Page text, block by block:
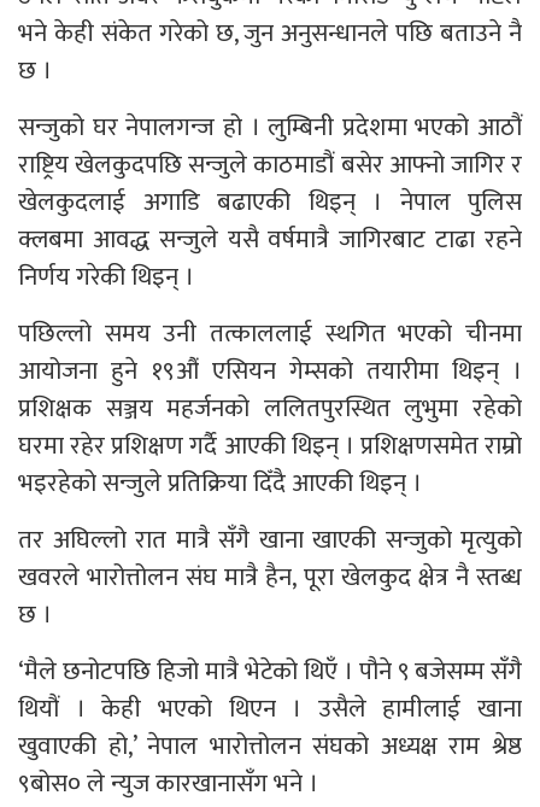
भने केही संकेत गरेको छ, जुन अनुसन्धानले पछि बताउने नै
छ ।
सन्जुको घर नेपालगन्ज हो । लुम्बिनी प्रदेशमा भएको आठौं
राष्ट्रिय खेलकुदपछि सन्जुले काठमाडौं बसेर आफ्नो जागिर र
खेलकुदलाई अगाडि बढाएकी थिइन् । नेपाल पुलिस
क्लबमा आवद्ध सन्जुले यसै वर्षमात्रै जागिरबाट टाढा रहने
निर्णय गरेकी थिइन् ।
पछिल्लो समय उनी तत्काललाई स्थगित भएको चीनमा
आयोजना हुने १९औं एसियन गेम्सको तयारीमा थिइन् ।
प्रशिक्षक सञ्जय महर्जनको ललितपुरस्थित लुभुमा रहेको
घरमा रहेर प्रशिक्षण गर्दै आएकी थिइन् । प्रशिक्षणसमेत राम्रो
भइरहेको सन्जुले प्रतिक्रिया दिँदै आएकी थिइन् ।
तर अघिल्लो रात मात्रै सँगै खाना खाएकी सन्जुको मृत्युको
खवरले भारोत्तोलन संघ मात्रै हैन, पूरा खेलकुद क्षेत्र नै स्तब्ध
छ ।
‘मैले छनोटपछि हिजो मात्रै भेटेको थिएँ । पौने ९ बजेसम्म सँगै
थियौं । केही भएको थिएन । उसैले हामीलाई खाना
खुवाएकी हो,’ नेपाल भारोत्तोलन संघको अध्यक्ष राम श्रेष्ठ
९बोस० ले न्युज कारखानासँग भने ।